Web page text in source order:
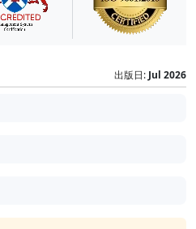
出版日: Jul 2026